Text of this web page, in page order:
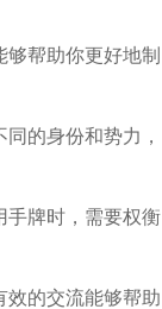
帮助你更好地制
的身份和势力，
手牌时，需要权衡
效的交流能够帮助